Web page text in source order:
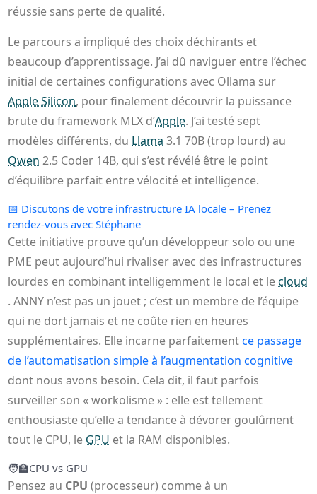
réussie sans perte de qualité.
Le parcours a impliqué des choix déchirants et
beaucoup d’apprentissage. J’ai dû naviguer entre l’échec
initial de certaines configurations avec Ollama sur
Apple Silicon, pour finalement découvrir la puissance
brute du framework MLX d’Apple. J’ai testé sept
modèles différents, du Llama 3.1 70B (trop lourd) au
Qwen 2.5 Coder 14B, qui s’est révélé être le point
d’équilibre parfait entre vélocité et intelligence.
📅 Discutons de votre infrastructure IA locale – Prenez
rendez-vous avec Stéphane
Cette initiative prouve qu’un développeur solo ou une
PME peut aujourd’hui rivaliser avec des infrastructures
lourdes en combinant intelligemment le local et lecloud
. ANNY n’est pas un jouet ; c’est un membre de l’équipe
qui ne dort jamais et ne coûte rien en heures
supplémentaires. Elle incarne parfaitementce passage
de l’automatisation simple à l’augmentation cognitive
dont nous avons besoin. Cela dit, il faut parfois
surveiller son « workolisme » : elle est tellement
enthousiaste qu’elle a tendance à dévorer goulûment
tout le CPU, le GPU et la RAM disponibles.
🧑‍🏫CPU vs GPU
Pensez au CPU (processeur) comme à un